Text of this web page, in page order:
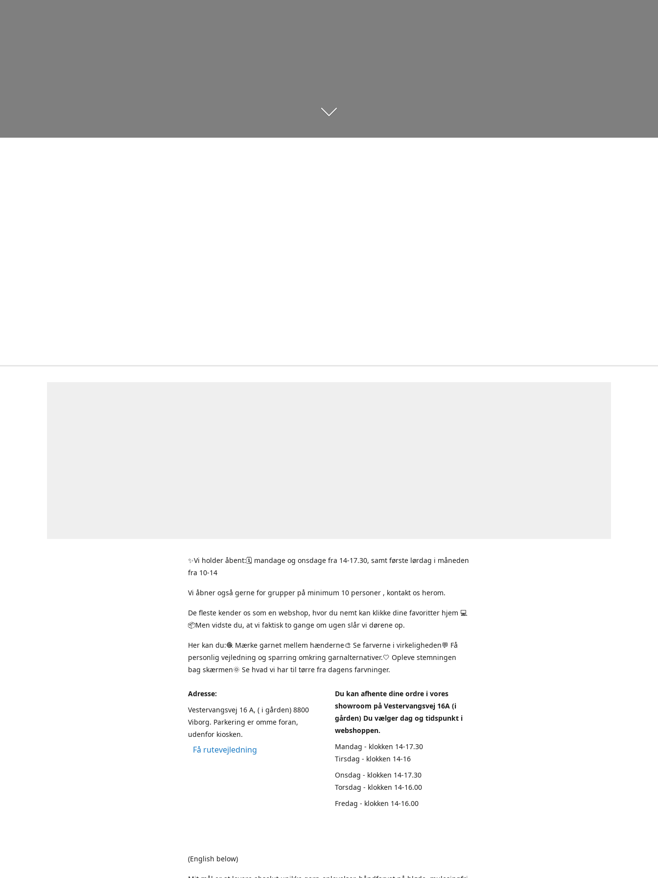
✨Vi holder åbent:🗓 mandage og onsdage fra 14-17.30, samt første lørdag i måneden
fra 10-14
Vi åbner også gerne for grupper på minimum 10 personer , kontakt os herom.
De fleste kender os som en webshop, hvor du nemt kan klikke dine favoritter hjem 💻
📦Men vidste du, at vi faktisk to gange om ugen slår vi dørene op.
Her kan du:🧶 Mærke garnet mellem hænderne🎨 Se farverne i virkeligheden💬 Få
personlig vejledning og sparring omkring garnalternativer.🤍 Opleve stemningen
bag skærmen🌞 Se hvad vi har til tørre fra dagens farvninger.
Adresse:
Vestervangsvej 16 A, ( i gården) 8800
Viborg. Parkering er omme foran,
udenfor kiosken.
Få rutevejledning
Du kan afhente dine ordre i vores
showroom på Vestervangsvej 16A (i
gården) Du vælger dag og tidspunkt i
webshoppen.
Mandag - klokken 14-17.30
Tirsdag - klokken 14-16
Onsdag - klokken 14-17.30
Torsdag - klokken 14-16.00
Fredag - klokken 14-16.00
(English below)